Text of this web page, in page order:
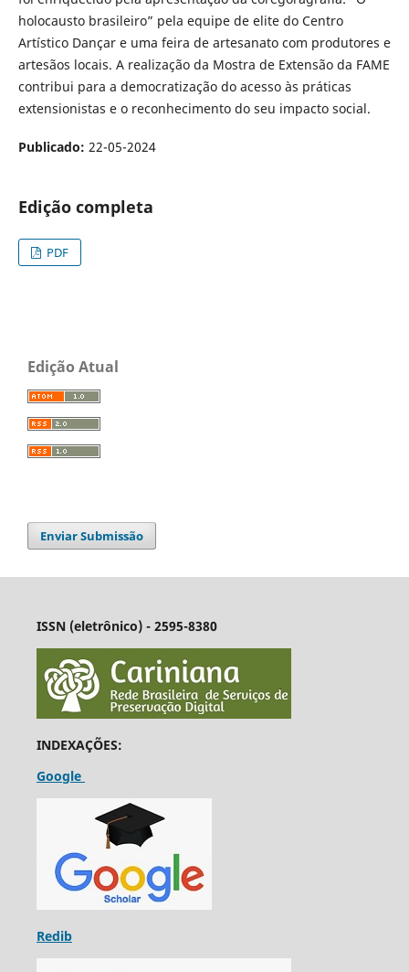
holocausto brasileiro” pela equipe de elite do Centro
Artístico Dançar e uma feira de artesanato com produtores e
artesãos locais. A realização da Mostra de Extensão da FAME
contribui para a democratização do acesso às práticas
extensionistas e o reconhecimento do seu impacto social.
Publicado: 22-05-2024
Edição completa
PDF
Edição Atual
Enviar Submissão
ISSN (eletrônico) - 2595-8380
INDEXAÇÕES:
Google
Redib